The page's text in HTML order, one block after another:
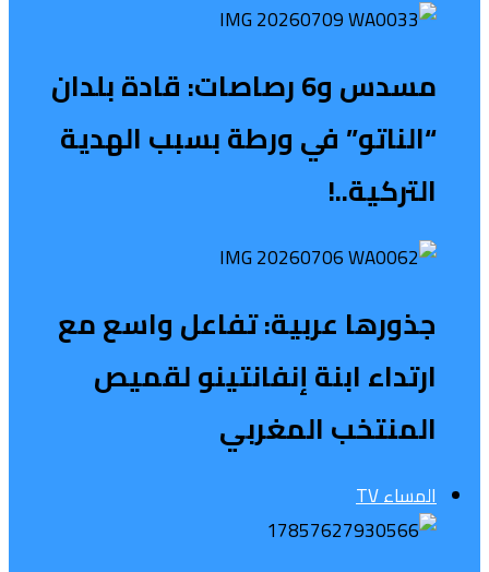
مسدس و6 رصاصات: قادة بلدان
“الناتو” في ورطة بسبب الهدية
التركية..!
جذورها عربية: تفاعل واسع مع
ارتداء ابنة إنفانتينو لقميص
المنتخب المغربي
المساء TV